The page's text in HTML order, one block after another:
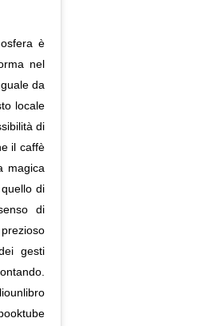
è
nel
da
locale
di
il caffè
magica
di
di
gesti